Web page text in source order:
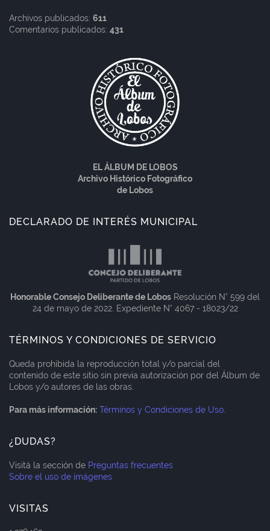
Archivos publicados: 611
Comentarios publicados: 431
EL ÁLBUM DE LOBOS
Archivo Histórico Fotográfico
de Lobos
DECLARADO DE INTERÉS MUNICIPAL
Honorable Consejo Deliberante de Lobos Resolución N° 599 del
24 de mayo de 2022. Expediente N° 4067 - 18023/22
TÉRMINOS Y CONDICIONES DE SERVICIO
Queda prohibida la reproducción total y/o parcial del
contenido de este sitio sin previa autorización por del Álbum de
Lobos y/o autores de las obras.
Para más información: Términos y Condiciones de Uso.
¿DUDAS?
Visitá la sección de Preguntas frecuentes
Sobre el uso de imágenes
VISITAS